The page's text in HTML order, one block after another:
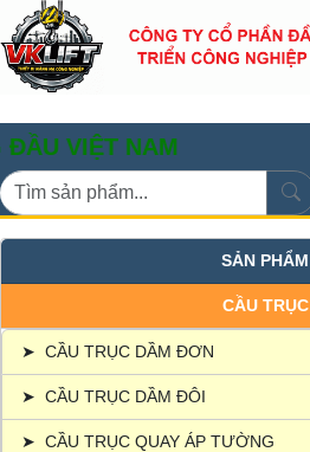
NAM
SẢN PHẨM
CẦU TRỤC
➤ CẦU TRỤC DẦM ĐƠN
➤ CẦU TRỤC DẦM ĐÔI
➤ CẦU TRỤC QUAY ÁP TƯỜNG